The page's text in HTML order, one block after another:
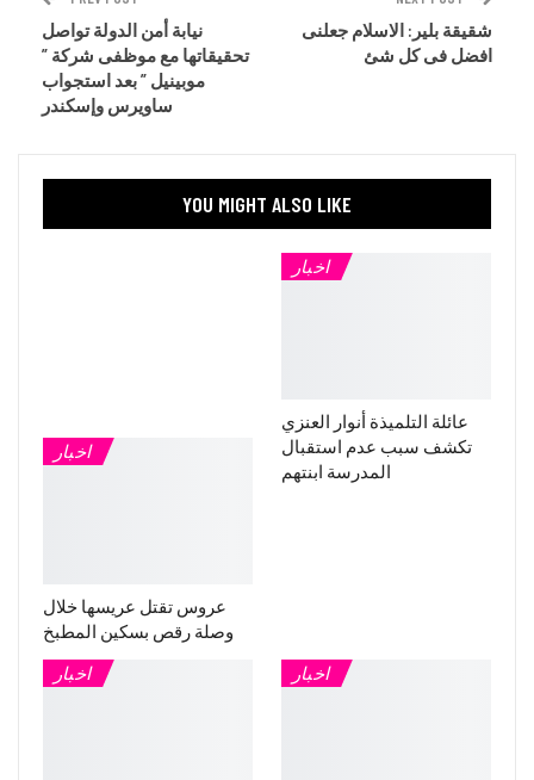
نيابة أمن الدولة تواصل
تحقيقاتها مع موظفى شركة ”
موبينيل ” بعد استجواب
ساويرس وإسكندر
شقيقة بلير: الاسلام جعلنى
افضل فى كل شئ
YOU MIGHT ALSO LIKE
اخبار
عروس تقتل عريسها خلال
وصلة رقص بسكين المطبخ
اخبار
عائلة التلميذة أنوار العنزي
تكشف سبب عدم استقبال
المدرسة ابنتهم
اخبار اخبار